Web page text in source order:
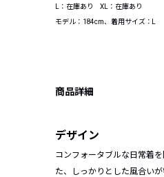
L：在庫あり XL：在庫あり
モデル：184cm、着用サイズ：L
商品詳細
デザイン
コンフォータブルな日常着
た、しっかりとした風合い